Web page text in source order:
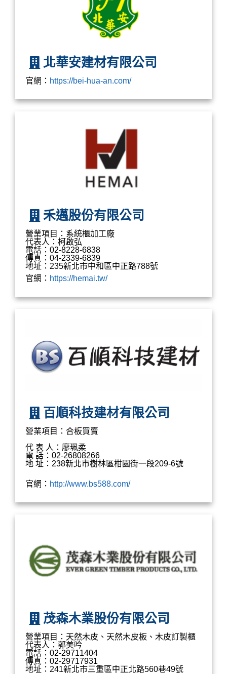
北華安建材有限公司
官網： https://bei-hua-an.com/
禾邁股份有限公司
營業項目：系統櫃加工廠
代表人：柯啟弘
電話：02-8228-6838
傳真：04-2339-6839
地址：235新北市中和區中正路788號
官網： https://hemai.tw/
百順科技建材有限公司
營業項目：合板買賣
代 表 人：廖珮柔
電 話：02-26808266
地 址：238新北市樹林區柑園街一段209-6號
官網： http://www.bs588.com/
茂森木業股份有限公司
營業項目：天然木皮、天然木皮板、木皮訂製櫃
代表人：郭美吟
電話：02-29711404
傳真：02-29717931
地址：241新北市三重區中正北路560巷49號